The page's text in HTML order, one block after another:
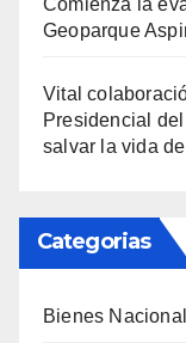
Geoparque
Vital
Presidencial
salvar la vida
Categorias
Bienes